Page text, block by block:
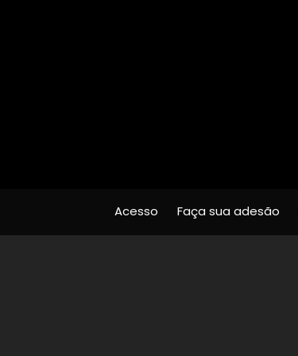
Acesso Faça sua adesão